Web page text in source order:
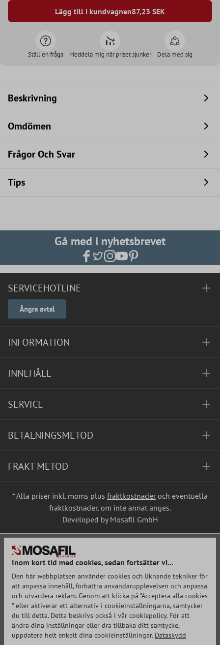
Lägg till i kundvagnen87,23 SEK
Ställ en fråga Meddela mig när priset sjunker Dela med sig
Beskrivning
Omdömen
Frågor Och Svar
Tips
Gå med i nyhetsbrevet
SERVICEHOTLINE
Ångra avtal
INFORMATION
INNEHÅLL
SERVICE
BETALNINGSMETOD
FRAKT METOD
* Alla priser inkl. moms plus fraktkostnader och eventuella
fraktkostnader, om inte annat anges.
Developed by Mosafil GmbH
Inom kort tid med cookies, sedan fortsätter vi...
Den här webbplatsen använder cookies och liknande tekniker för
att anpassa innehåll, förbättra användarupplevelsen och anpassa
och utvärdera reklam. Genom att klicka på "Acceptera alla cookies
" eller aktiverar ett alternativ i cookieinställningarna, samtycker
du till detta. Detta beskrivs också i vår cookiepolicy. För att
ändra dina inställningar eller dra tillbaka ditt samtycke,
uppdatera helt enkelt dina cookieinställningar. Dataskydd